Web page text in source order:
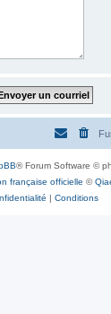
® Forum Software ©
française officielle ©
| Conditions